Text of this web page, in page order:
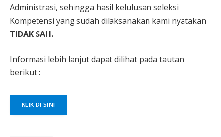
Administrasi, sehingga hasil kelulusan seleksi
Kompetensi yang sudah dilaksanakan kami nyatakan
TIDAK SAH.
Informasi lebih lanjut dapat dilihat pada tautan
berikut :
KLIK DI SINI